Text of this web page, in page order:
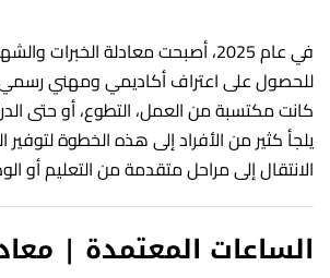
في عام 2025، أصبحت معادلة
للحصول على اعتراف أكاديمي ومهني
كانت مكتسبة من العمل، التطوع، أو حتى
يلجأ كثير من الأفراد إلى هذه الخطوة
الانتقال إلى مراحل متقدمة من التعليم أو
الساعات المعتمدة |